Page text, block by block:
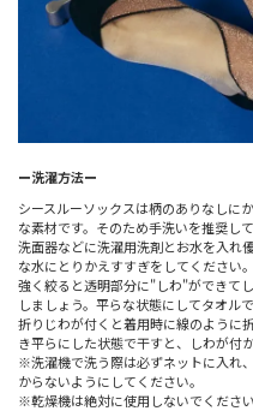
ー洗濯方法ー
シースルーソックスは柄のありなしに
な素材です。そのため手洗いを推奨して
洗面器などに洗濯用洗剤とお水を入れ
な水にとりかえすすぎをしてください。
強く絞ると透明部分に"しわ"ができて
しましょう。平らな状態にしてタオル
折りじわが付くと着用時に線のように
き平らにした状態で干すと、しわが付
※洗濯機で洗う際は必ずネットに入れ
からないようにしてください。
※乾燥機は絶対に使用しないでください